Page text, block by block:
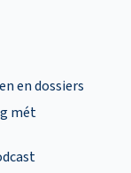
en dossiers
mét